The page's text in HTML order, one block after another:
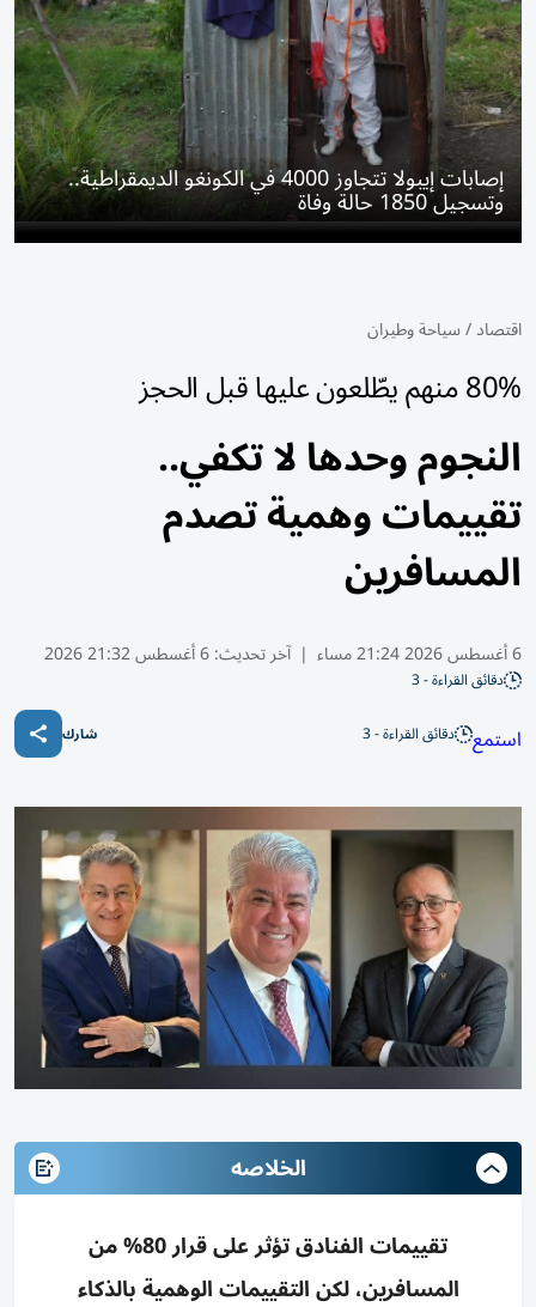
إصابات إيبولا تتجاوز 4000 في الكونغو الديمقراطية..
وتسجيل 1850 حالة وفاة
اقتصاد/سياحة وطيران
80% منهم يطّلعون عليها قبل الحجز
النجوم وحدها لا تكفي..
تقييمات وهمية تصدم
المسافرين
6 أغسطس 2026 21:24 مساء | آخر تحديث:6 أغسطس 21:32 2026
دقائق القراءة - 3
استمع دقائق القراءة - 3 شارك
الخلاصه
تقييمات الفنادق تؤثر على قرار 80% من
المسافرين، لكن التقييمات الوهمية بالذكاء